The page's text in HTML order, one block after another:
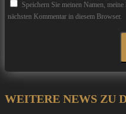
Speichern Sie meinen Namen,
nächsten Kommentar in diesem Browser.
WEITERE NEWS ZU